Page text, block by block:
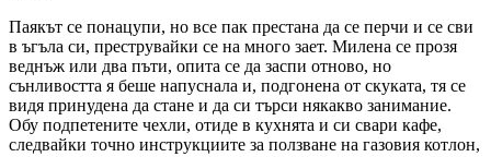
Паякът се понацупи, но все пак престана да се перчи и се сви
в ъгъла си, преструвайки се на много зает. Милена се прозя
веднъж или два пъти, опита се да заспи отново, но
сънливостта я беше напуснала и, подгонена от скуката, тя се
видя принудена да стане и да си търси някакво занимание.
Обу подпетените чехли, отиде в кухнята и си свари кафе,
следвайки точно инструкциите за ползване на газовия котлон,